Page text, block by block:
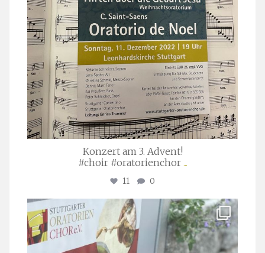
Konzert am 3. Advent!
#choir #oratorienchor ...
11 0
stuttgarter_oratorienchor
Juli 23